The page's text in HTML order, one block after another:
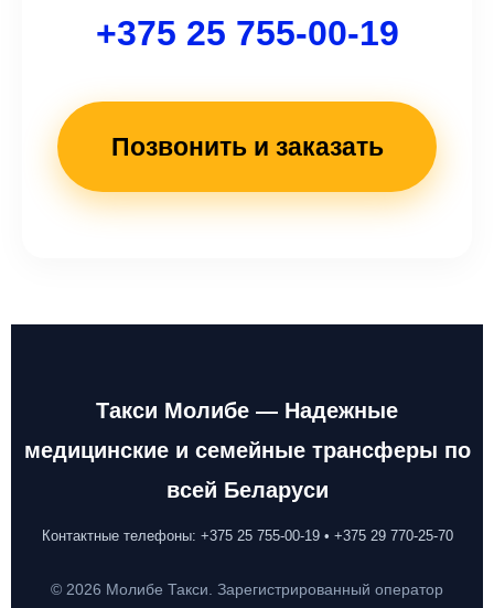
+375 25 755-00-19
Позвонить и заказать
Такси Молибе — Надежные
медицинские и семейные трансферы по
всей Беларуси
Контактные телефоны: +375 25 755-00-19 • +375 29 770-25-70
© 2026 Молибе Такси. Зарегистрированный оператор